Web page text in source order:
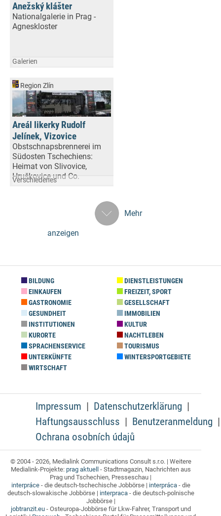
Anežský klášter
Nationalgalerie in Prag -
Agneskloster
Galerien
Region Zlín
Areál likerky Rudolf
Jelínek, Vizovice
Obstschnapsbrennerei im
Südosten Tschechiens:
Heimat von Slivovice,
Hruškovice und Co.
Verschiedenes
Mehr
anzeigen
BILDUNG
DIENSTLEISTUNGEN
EINKAUFEN
FREIZEIT, SPORT
GASTRONOMIE
GESELLSCHAFT
GESUNDHEIT
IMMOBILIEN
INSTITUTIONEN
KULTUR
KURORTE
NACHTLEBEN
SPRACHENSERVICE
TOURISMUS
UNTERKÜNFTE
WINTERSPORTGEBIETE
WIRTSCHAFT
Impressum
Datenschutzerklärung
Haftungsausschluss
Benutzeranmeldung
Ochrana osobních údajů
© 2004 - 2026, Medialink Communications Consult s.r.o. | Weitere
Medialink-Projekte: prag aktuell- Stadtmagazin, Nachrichten aus
Prag und Tschechien, Presseschau |
interpráce- die deutsch-tschechische Jobbörse | interpráca- die
deutsch-slowakische Jobbörse | interpraca- die deutsch-polnische
Jobbörse |
jobtranzit.eu- Osteuropa-Jobbörse für Lkw-Fahrer, Transport und